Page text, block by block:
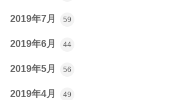
2019年7月 59
2019年6月 44
2019年5月 56
2019年4月 49